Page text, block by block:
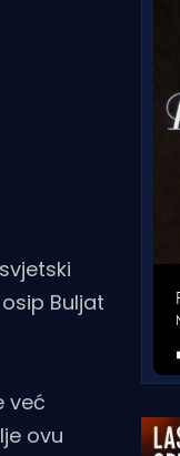
Buljat
već
ovu